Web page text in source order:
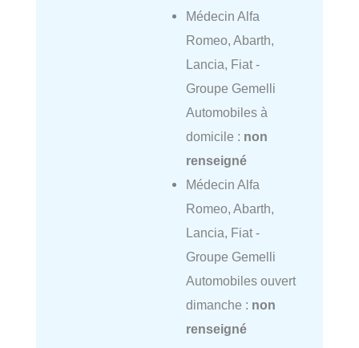
Médecin Alfa
Romeo, Abarth,
Lancia, Fiat -
Groupe Gemelli
Automobiles à
domicile : non
renseigné
Médecin Alfa
Romeo, Abarth,
Lancia, Fiat -
Groupe Gemelli
Automobiles ouvert
dimanche : non
renseigné